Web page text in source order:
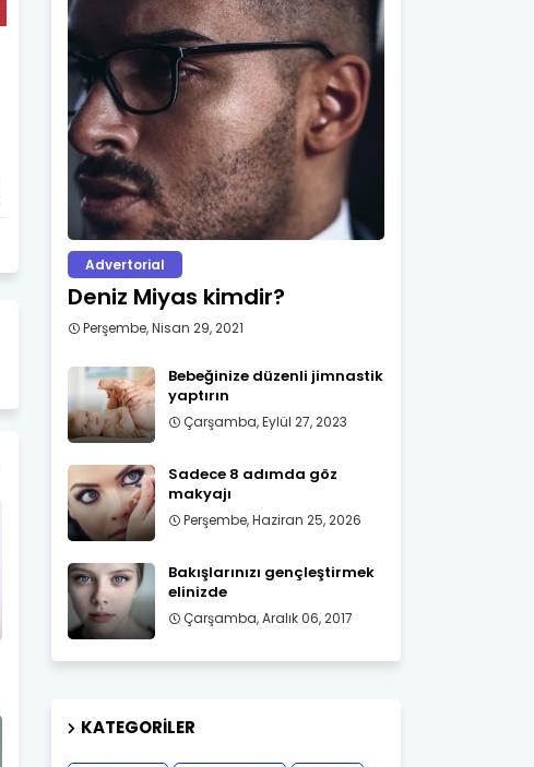
Advertorial
Deniz Miyas kimdir?
Perşembe, Nisan 29, 2021
Bebeğinize düzenli jimnastik
yaptırın
Çarşamba, Eylül 27, 2023
Sadece 8 adımda göz
makyajı
Perşembe, Haziran 25, 2026
Bakışlarınızı gençleştirmek
elinizde
Çarşamba, Aralık 06, 2017
KATEGORILER